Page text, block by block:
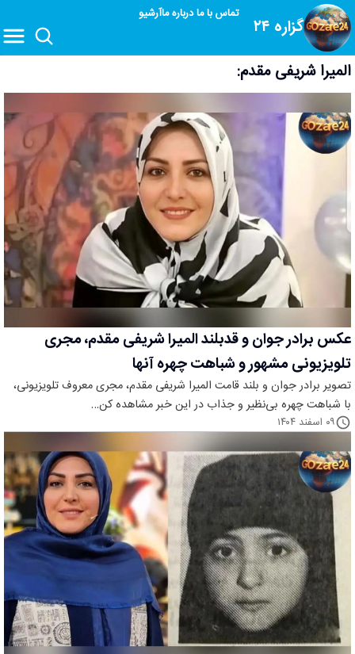
گزاره ۲۴
تماس با مادرباره ماآرشیو
المیرا شریفی مقدم:
عکس برادر جوان و قدبلند المیرا شریفی مقدم، مجری
تلویزیونی مشهور و شباهت چهره آنها
تصویر برادر جوان و بلند قامت المیرا شریفی مقدم، مجری معروف تلویزیونی،
با شباهت چهره بی‌نظیر و جذاب در این خبر مشاهده کن…
۰۹ اسفند ۱۴۰۴